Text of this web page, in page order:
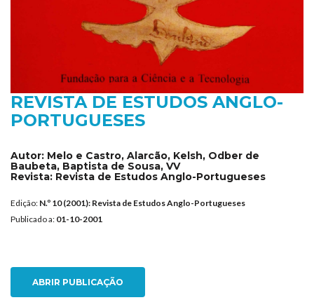
REVISTA DE ESTUDOS ANGLO-
PORTUGUESES
Autor: Melo e Castro, Alarcão, Kelsh, Odber de
Baubeta, Baptista de Sousa, VV
Revista: Revista de Estudos Anglo-Portugueses
Edição: N.º 10 (2001): Revista de Estudos Anglo-Portugueses
Publicado a: 01-10-2001
ABRIR PUBLICAÇÃO